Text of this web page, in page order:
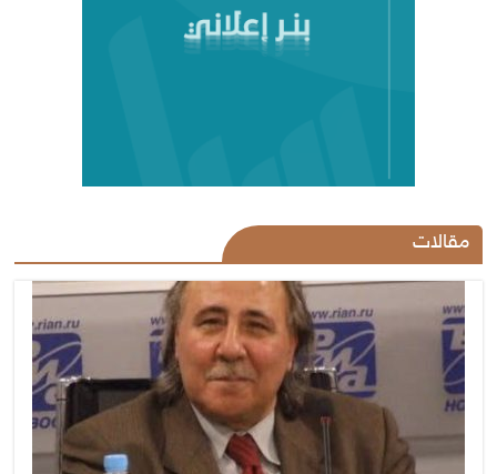
مقالات